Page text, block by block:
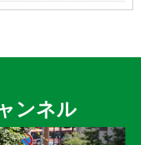
ンネル